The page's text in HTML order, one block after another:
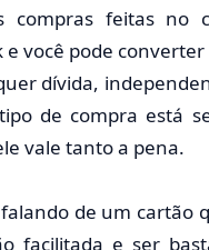
compras feitas no
e você pode
dívida,
de compra está
vale tanto a pena.
falando de um cartão
facilitada e ser